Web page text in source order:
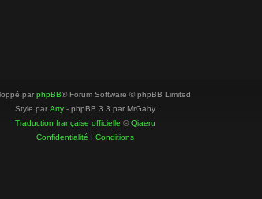
par phpBB® Forum Software © phpBB Limited
Style par Arty - phpBB 3.3 par MrGaby
Traduction française officielle ©Qiaeru
Confidentialité | Conditions